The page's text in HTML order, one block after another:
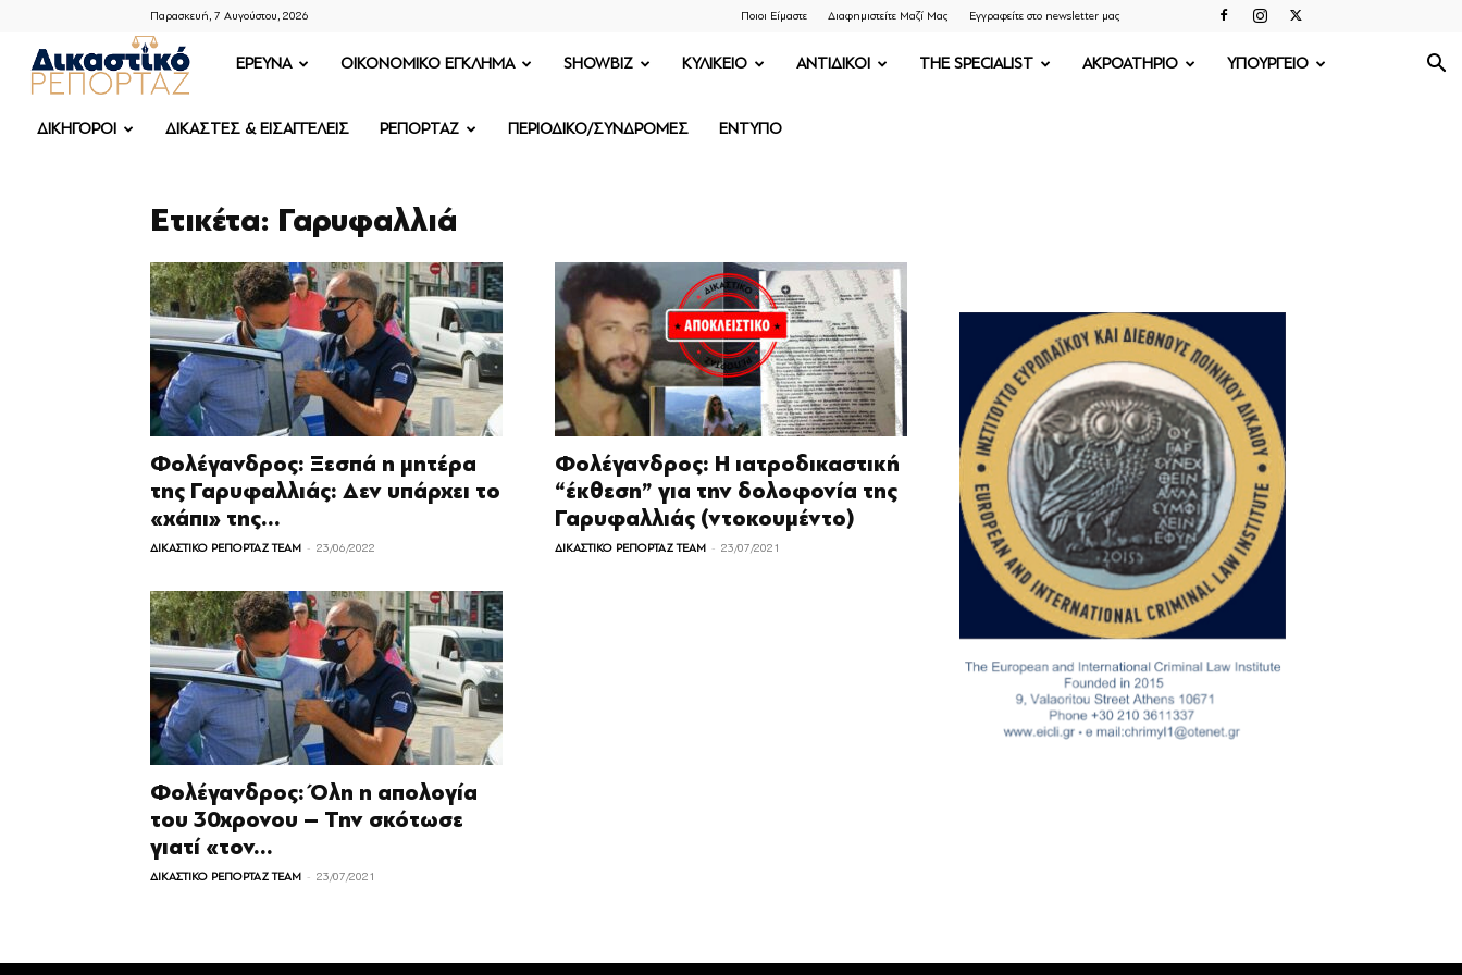
Παρασκευή, 7 Αυγούστου, 2026 Ποιοι Είμαστε Διαφημιστείτε Μαζί Μας Εγγραφείτε στο newsletter μας
ΔΙΚΑΣΤΙΚΟ
ΡΕΠΟΡΤΑΖ
ΕΡΕΥΝΑ OIKONOMIKO ΕΓΚΛΗΜΑ SHOWBIZ ΚΥΛΙΚΕΙΟ ΑΝΤΙΔΙΚΟΙ THE SPECIALIST ΑΚΡΟΑΤΗΡΙΟ ΥΠΟΥΡΓΕΙΟ
ΔΙΚΗΓΟΡΟΙ ΔΙΚΑΣΤΕΣ & ΕΙΣΑΓΓΕΛΕΙΣ ΡΕΠΟΡΤΑΖ ΠΕΡΙΟΔΙΚΟ/ΣΥΝΔΡΟΜΕΣ ΕΝΤΥΠΟ
Ετικέτα: Γαρυφαλλιά
Φολέγανδρος: Ξεσπά η μητέρα
της Γαρυφαλλιάς: Δεν υπάρχει το
«χάπι» της...
ΔΙΚΑΣΤΙΚΟ ΡΕΠΟΡΤΑΖ TEAM - 23/06/2022
Φολέγανδρος: Η ιατροδικαστική
“έκθεση” για την δολοφονία της
Γαρυφαλλιάς (ντοκουμέντο)
ΔΙΚΑΣΤΙΚΟ ΡΕΠΟΡΤΑΖ TEAM - 23/07/2021
Φολέγανδρος: Όλη η απολογία
του 30χρονου – Την σκότωσε
γιατί «τον...
ΔΙΚΑΣΤΙΚΟ ΡΕΠΟΡΤΑΖ TEAM - 23/07/2021